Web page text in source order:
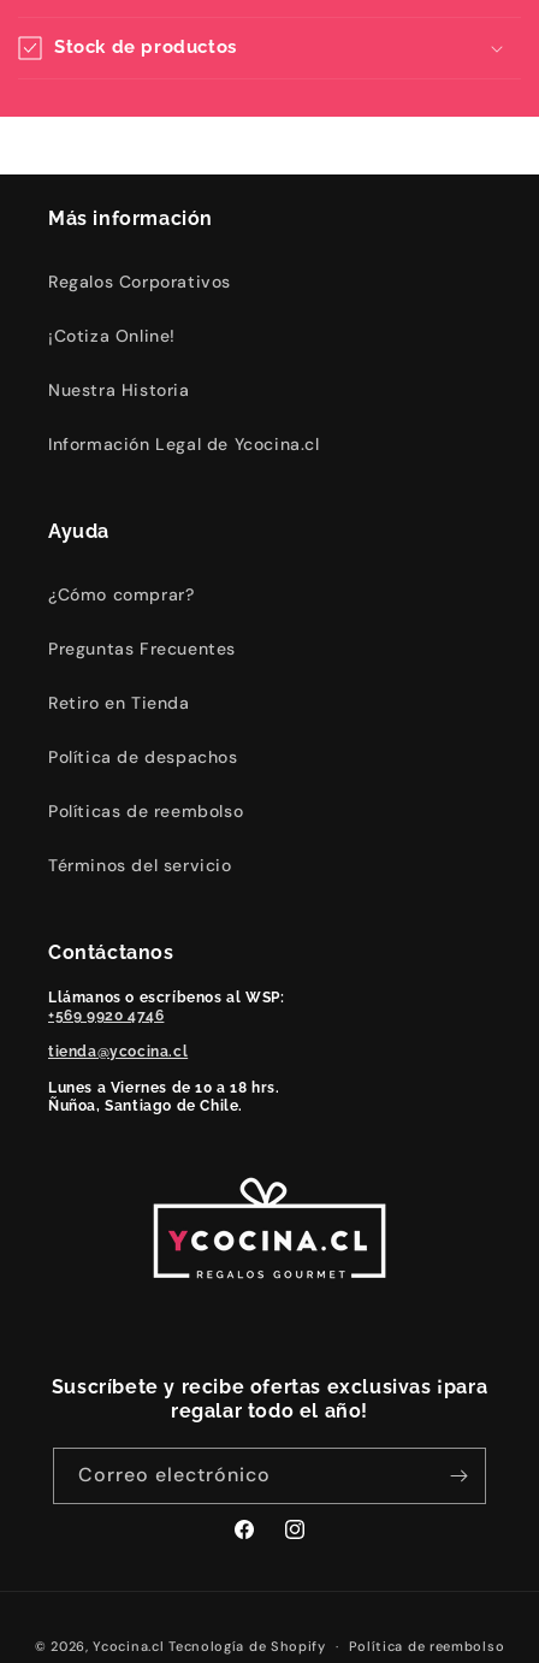
Stock de productos
Más información
Regalos Corporativos
¡Cotiza Online!
Nuestra Historia
Información Legal de Ycocina.cl
Ayuda
¿Cómo comprar?
Preguntas Frecuentes
Retiro en Tienda
Política de despachos
Políticas de reembolso
Términos del servicio
Contáctanos
Llámanos o escríbenos al WSP:
+569 9920 4746
tienda@ycocina.cl
Lunes a Viernes de 10 a 18 hrs.
Ñuñoa, Santiago de Chile.
Suscríbete y recibe ofertas exclusivas ¡para
regalar todo el año!
Correo electrónico
FacebookInstagram
de
© 2026,Ycocina.cl Tecnología de Shopify Política de reembolso